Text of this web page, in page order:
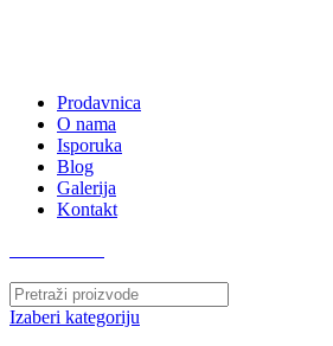
Prodavnica
O nama
Isporuka
Blog
Galerija
Kontakt
Izaberi kategoriju